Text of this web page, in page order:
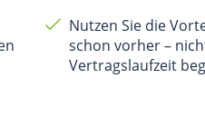
Nutzen Sie die
schon vorher –
Vertragslaufzeit